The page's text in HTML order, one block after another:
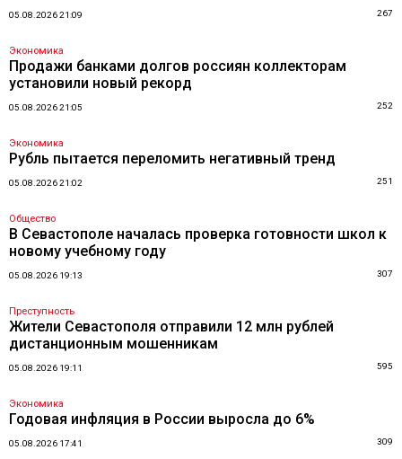
05.08.2026 21:09 267
Экономика
Продажи банками долгов россиян коллекторам
установили новый рекорд
05.08.2026 21:05 252
Экономика
Рубль пытается переломить негативный тренд
05.08.2026 21:02 251
Общество
В Севастополе началась проверка готовности школ к
новому учебному году
05.08.2026 19:13 307
Преступность
Жители Севастополя отправили 12 млн рублей
дистанционным мошенникам
05.08.2026 19:11 595
Экономика
Годовая инфляция в России выросла до 6%
05.08.2026 17:41 309